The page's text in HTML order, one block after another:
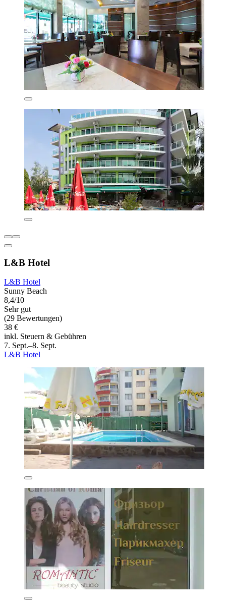
L&B Hotel
L&B Hotel
Sunny Beach
8,4/10
Sehr gut
(29 Bewertungen)
38 €
inkl. Steuern & Gebühren
7. Sept.–8. Sept.
L&B Hotel